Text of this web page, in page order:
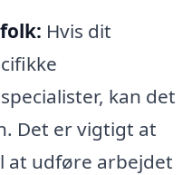
Hvis dit
kan det
Det er vigtigt at
at udføre arbejdet